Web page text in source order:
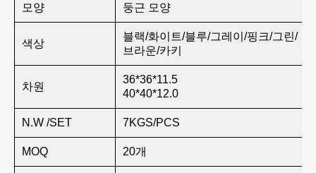
모양 둥근 모양
색상
블랙/화이트/블루/그레이/핑크/그린/
브라운/카키
차원
36*36*11.5
40*40*12.0
N.W /SET 7KGS/PCS
MOQ 20개